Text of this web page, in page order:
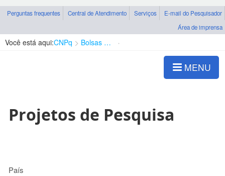
Perguntas frequentes Central de Atendimento Serviços
E-mail do Pesquisador
Área de imprensa
Você está aqui:CNPq Bolsas e Auxílios Vigentes
MENU
Projetos de Pesquisa
País